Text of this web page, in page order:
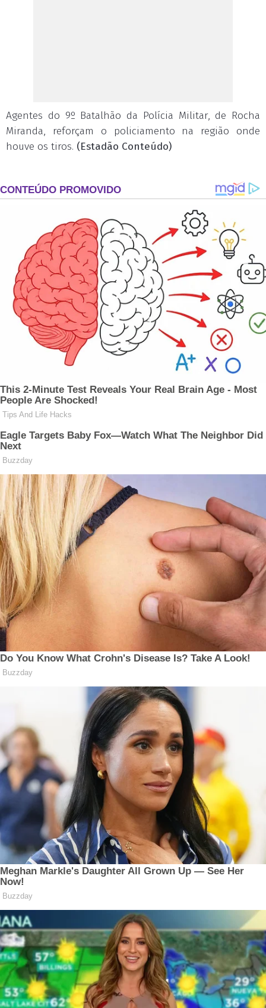
Agentes do 9º Batalhão da Polícia Militar, de Rocha
Miranda, reforçam o policiamento na região onde
houve os tiros. (Estadão Conteúdo)